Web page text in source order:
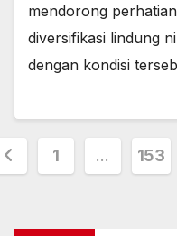
mendorong
diversifikasi lindung
dengan kondisi
1 … 153